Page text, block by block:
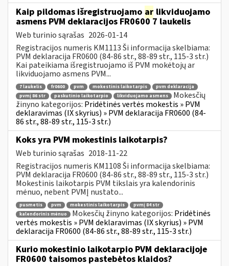
Kaip pildomas išregistruojamo ar likviduojamo
asmens PVM deklaracijos FR0600 7 laukelis
Web turinio sąrašas 2026-01-14
Registracijos numeris KM1113 Ši informacija skelbiama:
PVM deklaracija FR0600 (84-86 str., 88-89 str., 115-3 str.)
Kai pateikiama išregistruojamo iš PVM mokėtojų ar
likviduojamo asmens PVM...
7 laukelis fr0600 pvm mokestinis laikotarpis
pvm deklaracija
pvmį 86 str
paskutinio laikotarpio likviduojamo asmens
Mokesčių
žinyno kategorijos: Pridėtinės vertės mokestis » PVM
deklaravimas (IX skyrius) » PVM deklaracija FR0600 (84-
86 str., 88-89 str., 115-3 str.)
Koks yra PVM mokestinis laikotarpis?
Web turinio sąrašas 2018-11-22
Registracijos numeris KM1108 Ši informacija skelbiama:
PVM deklaracija FR0600 (84-86 str., 88-89 str., 115-3 str.)
Mokestinis laikotarpis PVM tikslais yra kalendorinis
mėnuo, nebent PVMĮ nustato...
pusmetis pvm mokestinis laikotarpis
pvmį 84 str
kalendorinis mėnuo
Mokesčių žinyno kategorijos: Pridėtinės
vertės mokestis » PVM deklaravimas (IX skyrius) » PVM
deklaracija FR0600 (84-86 str., 88-89 str., 115-3 str.)
Kurio mokestinio laikotarpio PVM deklaracijoje
FR0600 taisomos pastebėtos klaidos?